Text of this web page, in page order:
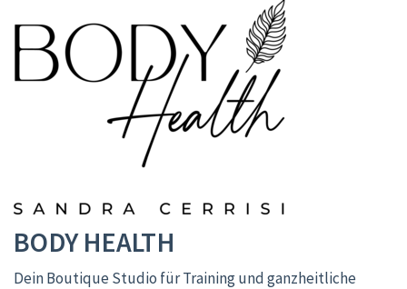
BODY HEALTH
Dein Boutique Studio für Training und ganzheitliche